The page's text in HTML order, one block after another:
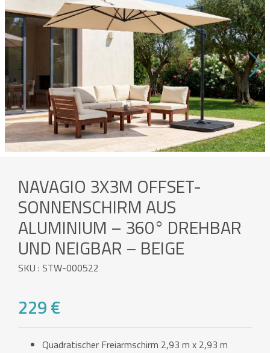
NAVAGIO 3X3M OFFSET-
SONNENSCHIRM AUS
ALUMINIUM – 360° DREHBAR
UND NEIGBAR – BEIGE
SKU : STW-000522
229 €
Quadratischer Freiarmschirm 2,93 m x 2,93 m